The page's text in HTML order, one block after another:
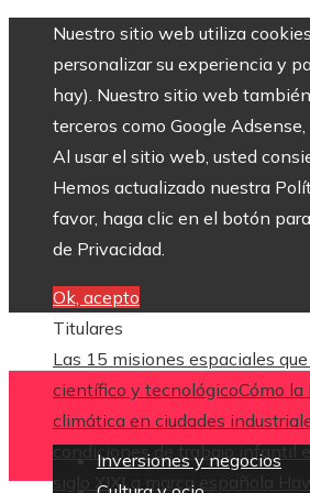
Nuestro sitio web utiliza
personalizar su experiencia y
hay). Nuestro sitio web
terceros como Google
Al usar el sitio web, usted
Hemos actualizado nuestra
favor, haga clic en el botón
de Privacidad.
Ok, acepto
Titulares
Las 15 misiones espaciales
científico y tecnológicoCómo la
climática en ciudades
condiciones de trabajo infantil
siglo XIXLa marca española
Inversiones y negocios